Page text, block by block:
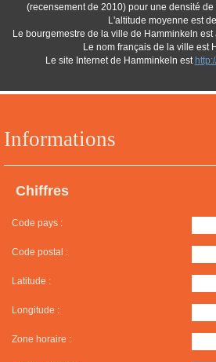
Informations
Chiffres
Code pays :
Code postal :
Latitude :
Longitude :
Zone horaire :
(recensement de 2010) pour une densité de
L'altitude moyenne est
Le bourgemestre de la ville de Hamminkeln
Le nom français de la ville est
Le site Internet de Hamminkeln est